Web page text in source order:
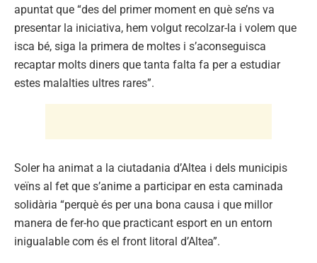
apuntat que “des del primer moment en què se’ns va
presentar la iniciativa, hem volgut recolzar-la i volem que
isca bé, siga la primera de moltes i s’aconseguisca
recaptar molts diners que tanta falta fa per a estudiar
estes malalties ultres rares”.
Soler ha animat a la ciutadania d’Altea i dels municipis
veïns al fet que s’anime a participar en esta caminada
solidària “perquè és per una bona causa i que millor
manera de fer-ho que practicant esport en un entorn
inigualable com és el front litoral d’Altea”.